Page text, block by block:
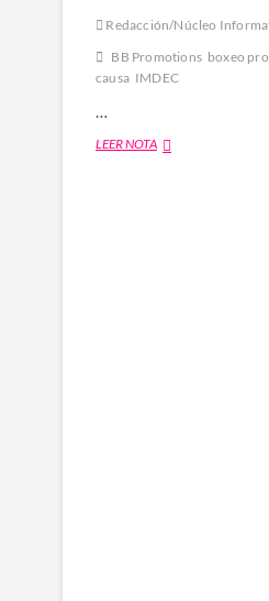
Redacción/Núcleo
BB Promotions boxeo
causa IMDEC
…
LEER NOTATodo